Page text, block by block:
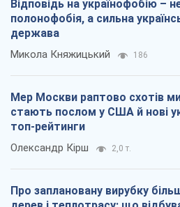
Відповідь на українофобію –
полонофобія, а сильна
держава
Микола Княжицький 186
Мер Москви раптово схотів
стають послом у США й нові
топ-рейтинги
Олександр Кірш 2,0 т.
Про заплановану вирубку